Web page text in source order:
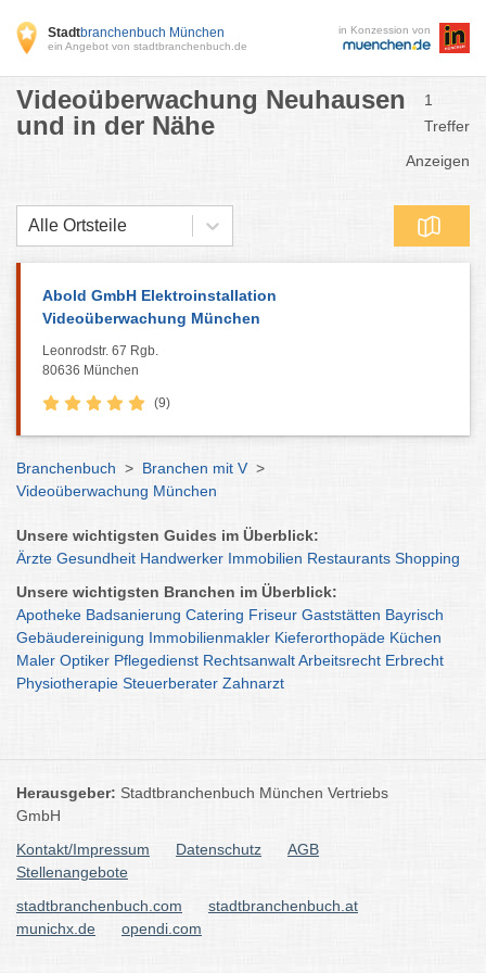
Stadtbranchenbuch München
ein Angebot von stadtbranchenbuch.de
in Konzession von
Videoüberwachung Neuhausen
und in der Nähe
1
Treffer
Anzeigen
Alle Ortsteile
Abold GmbH Elektroinstallation
Videoüberwachung München
Leonrodstr. 67 Rgb.
80636 München
(9)
Branchenbuch > Branchen mit V >
Videoüberwachung München
Unsere wichtigsten Guides im Überblick:
Ärzte Gesundheit Handwerker Immobilien Restaurants Shopping
Unsere wichtigsten Branchen im Überblick:
Apotheke Badsanierung Catering Friseur Gaststätten Bayrisch
Gebäudereinigung Immobilienmakler Kieferorthopäde Küchen
Maler Optiker Pflegedienst RechtsanwaltArbeitsrecht Erbrecht
Physiotherapie Steuerberater Zahnarzt
Herausgeber: Stadtbranchenbuch München Vertriebs
GmbH
Kontakt/Impressum
Datenschutz
AGB
Stellenangebote
stadtbranchenbuch.com
stadtbranchenbuch.at
munichx.de
opendi.com